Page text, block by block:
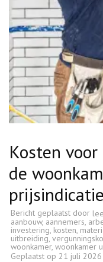
Kosten
de
Bericht geplaatst door
aanbouw, aannemers,
investering, kosten,
uitbreiding,
woonkamer, woonkamer
Geplaatst op 21 juli 2026